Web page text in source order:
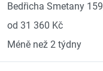
Bedřicha Smetany
od 31 360 Kč
Méně než 2 týdny